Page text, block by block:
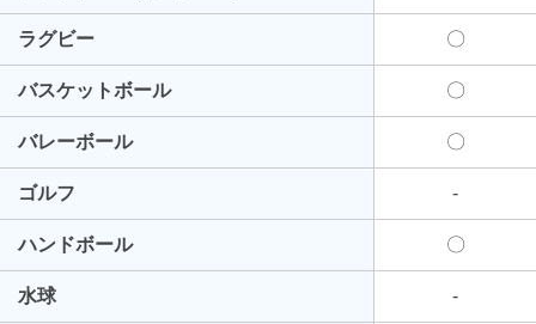
ラグビー 〇
バスケットボール 〇
バレーボール 〇
ゴルフ -
ハンドボール 〇
水球 -